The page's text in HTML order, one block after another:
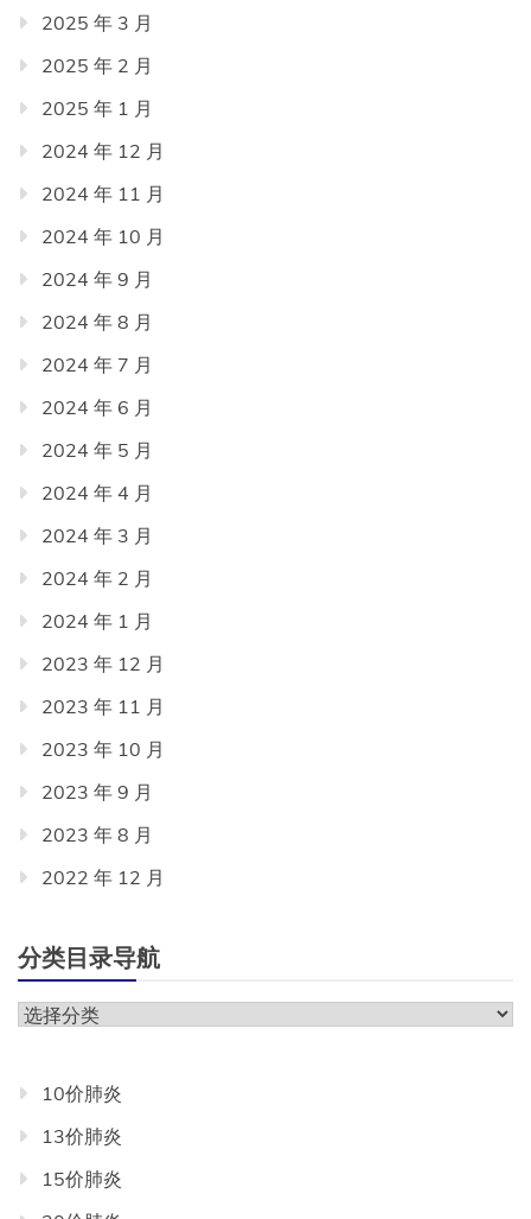
2025 年 3 月
2025 年 2 月
2025 年 1 月
2024 年 12 月
2024 年 11 月
2024 年 10 月
2024 年 9 月
2024 年 8 月
2024 年 7 月
2024 年 6 月
2024 年 5 月
2024 年 4 月
2024 年 3 月
2024 年 2 月
2024 年 1 月
2023 年 12 月
2023 年 11 月
2023 年 10 月
2023 年 9 月
2023 年 8 月
2022 年 12 月
分类目录导航
分
导
航
10价肺炎
13价肺炎
15价肺炎